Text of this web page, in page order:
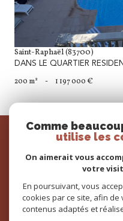
Saint-Raphaël (83700)
DANS LE QUARTIER
200 m² - 1 197 000 €
Comme
utilise les
On aimerait vous
votre
En poursuivant, vous
cookies par ce site, afin
contenus adaptés et